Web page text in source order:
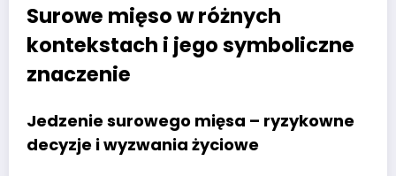
Surowe mięso w różnych
kontekstach i jego symboliczne
znaczenie
Jedzenie surowego mięsa – ryzykowne
decyzje i wyzwania życiowe